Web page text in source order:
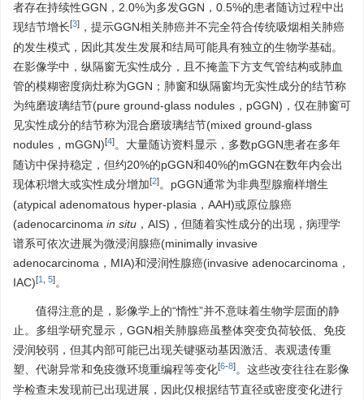
者存在持续性GGN，2.0%为多发GGN，0.5%的患者随访过程中出
现结节增长[3] ，提示GGN相关肺癌并不完全符合传统吸烟相关肺癌
的发生模式，因此其发生发展和结局可能具有独立的生物学基础。
在影像学中，纵隔窗无实性成分，且不掩盖下方支气管结构或肺血
管的模糊密度病灶称为GGN；肺窗和纵隔窗均无实性成分的结节称
为纯磨玻璃结节(pure ground-glass nodules，pGGN)，仅在肺窗可
见实性成分的结节称为混合磨玻璃结节(mixed ground-glass
nodules，mGGN)[4]。大量随访资料显示，多数pGGN患者在多年
随访中保持稳定，但约20%的pGGN和40%的mGGN在数年内会出
现体积增大或实性成分增加[2]。pGGN通常为非典型腺瘤样增生
(atypical adenomatous hyper-plasia，AAH)或原位腺癌
(adenocarcinoma in situ ，AIS)，但随着实性成分的出现，病理学
谱系可依次进展为微浸润腺癌(minimally invasive
adenocarcinoma，MIA)和浸润性腺癌(invasive adenocarcinoma，
IAC)[1 5]。
值得注意的是，影像学上的“惰性”并不意味着生物学层面的静
止。多组学研究显示，GGN相关肺腺癌虽整体突变负荷较低、免疫
浸润较弱，但其内部可能已出现关键驱动基因激活、表观遗传重
塑、代谢异常和免疫微环境重编程等变化[6-8]。这些改变往往在影像
学检查未发现前已出现进展，因此仅根据结节直径或密度变化进行